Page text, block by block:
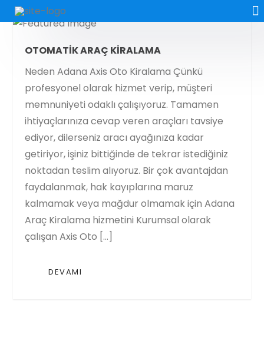
OTOMATIK ARAÇ KIRALAMA
Neden Adana Axis Oto Kiralama Çünkü
profesyonel olarak hizmet verip, müşteri
memnuniyeti odaklı çalışıyoruz. Tamamen
ihtiyaçlarınıza cevap veren araçları tavsiye
ediyor, dilerseniz aracı ayağınıza kadar
getiriyor, işiniz bittiğinde de tekrar istediğiniz
noktadan teslim alıyoruz. Bir çok avantajdan
faydalanmak, hak kayıplarına maruz
kalmamak veya mağdur olmamak için Adana
Araç Kiralama hizmetini Kurumsal olarak
çalışan Axis Oto […]
DEVAMI